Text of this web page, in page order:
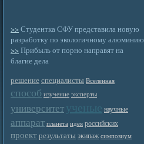
>> Студентка СФУ представила новую
разработку по экологичному алюминию
>> Прибыль от порно направят на
благие дела
решениеспециалисты Вселенная
способ изучение эксперты
университет ученые научные
аппарат планета идея российских
проектрезультаты экипаж симпозиум